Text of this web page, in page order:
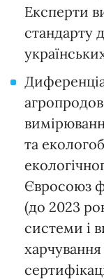
Експерти
стандарту
та
Євросоюз
(до 2023
системи і